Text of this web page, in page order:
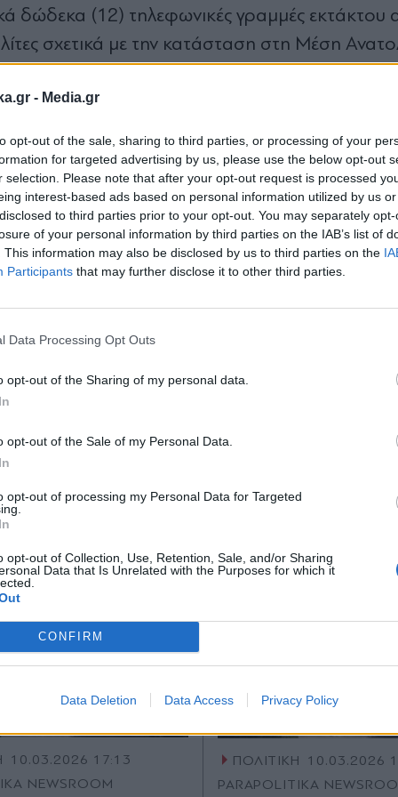
- Media.gr
opt-out of the sale, sharing to third parties, or processing of your
for targeted advertising by us, please use the below opt-out
selection. Please note that after your opt-out request is processed
interest-based ads based on personal information utilized by us
to third parties prior to your opt-out. You may separately
of your personal information by third parties on the IAB’s list of
This information may also be disclosed by us to third parties on the
Participants that may further disclose it to other third parties.
Data Processing Opt Outs
opt-out of the Sharing of my personal data.
opt-out of the Sale of my Personal Data.
opt-out of processing my Personal Data for Targeted
opt-out of Collection, Use, Retention, Sale, and/or Sharing
Data that Is Unrelated with the Purposes for which it
CONFIRM
Data Deletion Data Access Privacy Policy
δώδεκα (12) τηλεφωνικές γραμμές εκτάκτου
σχετικά με την κατάσταση στη Μέση
γραμμές, οι οποίες αντιστοιχούν στον
+30 2103681000, +30 2103681730 και +30
πολίτες στα Ηνωμένα Αραβικά Εμιράτα,
οι οποίες αντιστοιχούν στον αριθμό +30
ανάγκης και τα στοιχεία των Πρεσβειών και
Μέση Ανατολή.
Ιράν #Έλληνες
Ακολουθήστε μας στο
facebook
Ακολουθήστε
10.03.2026 17:13
NEWSROOM
ΠΟΛΙΤΙΚΗ
10.03.2026
PARAPOLITIKA
newsletter
Αποδέχομαι τουςόρους χρήσης